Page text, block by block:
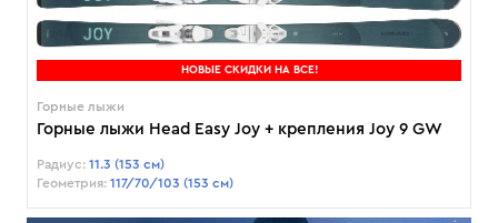
НОВЫЕ СКИДКИ НА ВСЕ!
Горные лыжи
Горные лыжи Head Easy Joy + крепления Joy 9 GW
Радиус: 11.3 (153 см)
Геометрия: 117/70/103 (153 см)